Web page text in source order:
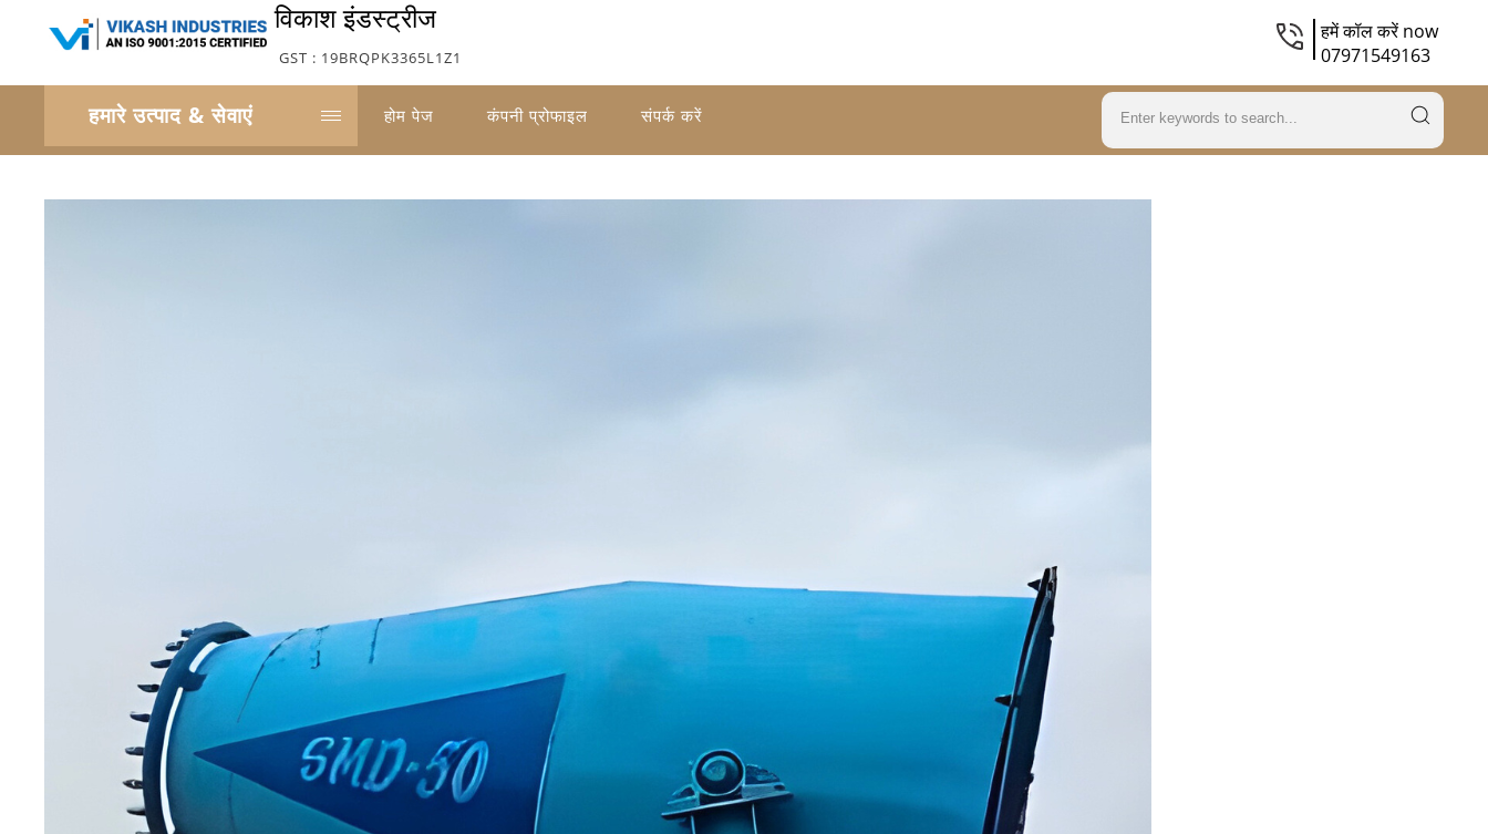
विकाश इंडस्ट्रीज
GST : 19BRQPK3365L1Z1
हमें कॉल करें now
07971549163
हमारे उत्पाद & सेवाएं होम पेज कंपनी प्रोफाइल संपर्क करें